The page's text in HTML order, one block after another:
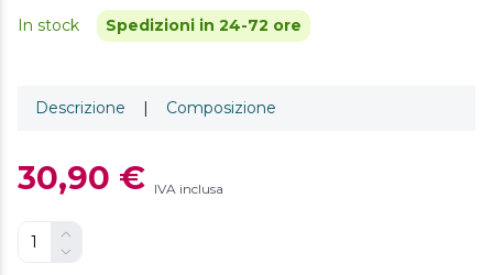
In stock Spedizioni in 24-72 ore
Descrizione | Composizione
30,90 € IVA inclusa